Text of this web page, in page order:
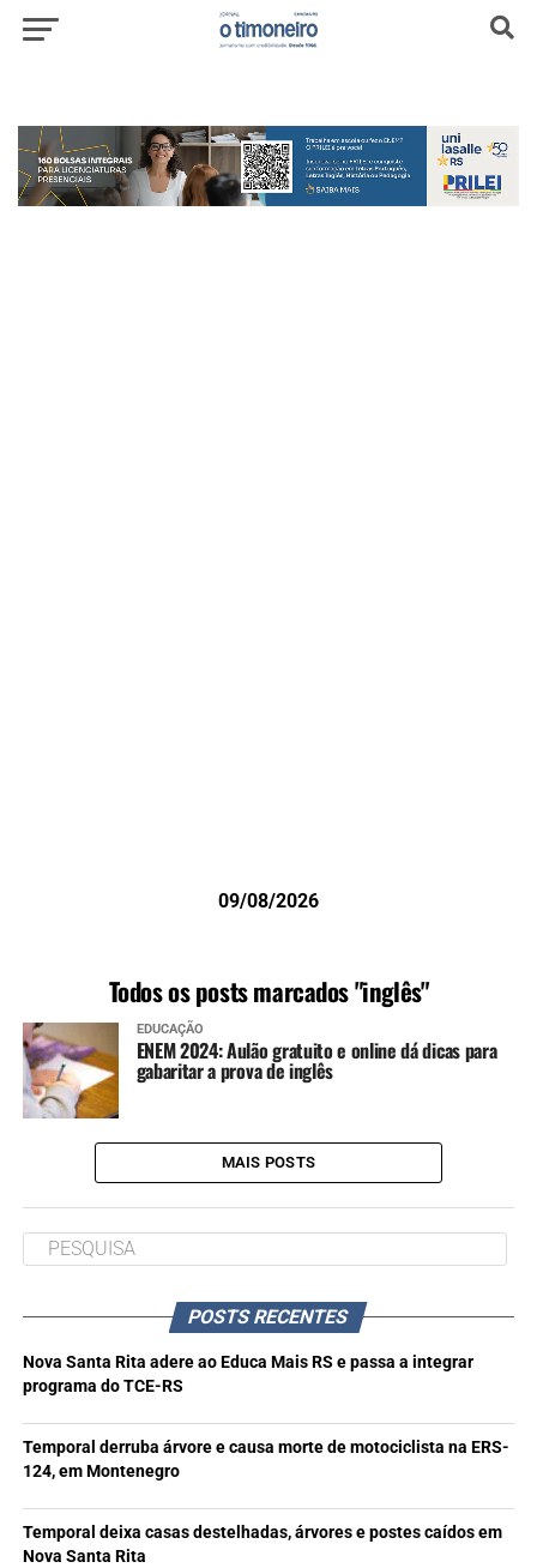
09/08/2026
Todos os posts marcados "inglês"
EDUCAÇÃO
ENEM 2024: Aulão gratuito e online dá dicas para
gabaritar a prova de inglês
MAIS POSTS
POSTS RECENTES
Nova Santa Rita adere ao Educa Mais RS e passa a integrar
programa do TCE-RS
Temporal derruba árvore e causa morte de motociclista na ERS-
124, em Montenegro
Temporal deixa casas destelhadas, árvores e postes caídos em
Nova Santa Rita